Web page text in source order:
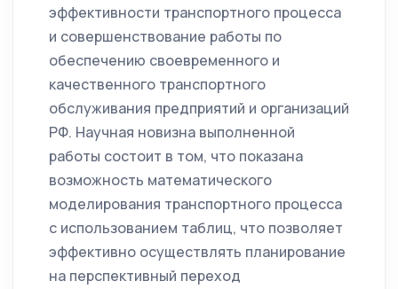
эффективности транспортного процесса
и совершенствование работы по
обеспечению своевременного и
качественного транспортного
обслуживания предприятий и организаций
РФ. Научная новизна выполненной
работы состоит в том, что показана
возможность математического
моделирования транспортного процесса
с использованием таблиц, что позволяет
эффективно осуществлять планирование
на перспективный переход